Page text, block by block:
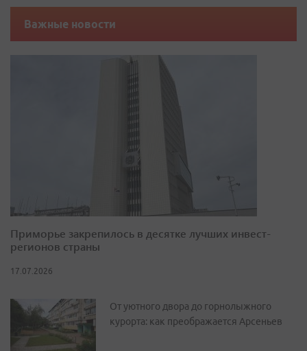
Важные новости
Приморье закрепилось в десятке лучших инвест-
регионов страны
17.07.2026
От уютного двора до горнолыжного
курорта: как преображается Арсеньев